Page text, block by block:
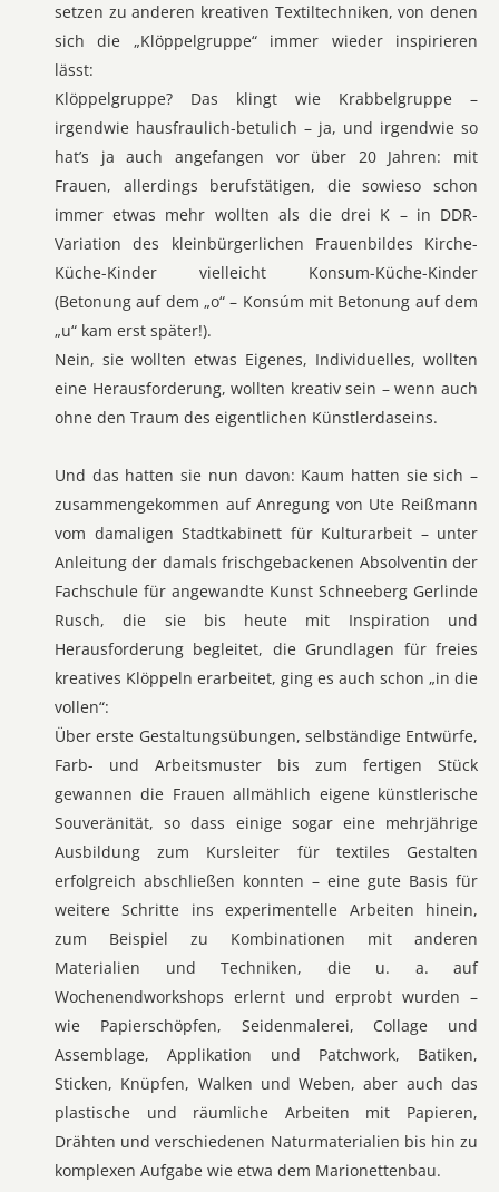
setzen zu anderen kreativen Textiltechniken, von denen
sich die „Klöppelgruppe“ immer wieder inspirieren
lässt:
Klöppelgruppe? Das klingt wie Krabbelgruppe –
irgendwie hausfraulich-betulich – ja, und irgendwie so
hat’s ja auch angefangen vor über 20 Jahren: mit
Frauen, allerdings berufstätigen, die sowieso schon
immer etwas mehr wollten als die drei K – in DDR-
Variation des kleinbürgerlichen Frauenbildes Kirche-
Küche-Kinder vielleicht Konsum-Küche-Kinder
(Betonung auf dem „o“ – Konsúm mit Betonung auf dem
„u“ kam erst später!).
Nein, sie wollten etwas Eigenes, Individuelles, wollten
eine Herausforderung, wollten kreativ sein – wenn auch
ohne den Traum des eigentlichen Künstlerdaseins.
Und das hatten sie nun davon: Kaum hatten sie sich –
zusammengekommen auf Anregung von Ute Reißmann
vom damaligen Stadtkabinett für Kulturarbeit – unter
Anleitung der damals frischgebackenen Absolventin der
Fachschule für angewandte Kunst Schneeberg Gerlinde
Rusch, die sie bis heute mit Inspiration und
Herausforderung begleitet, die Grundlagen für freies
kreatives Klöppeln erarbeitet, ging es auch schon „in die
vollen“:
Über erste Gestaltungsübungen, selbständige Entwürfe,
Farb- und Arbeitsmuster bis zum fertigen Stück
gewannen die Frauen allmählich eigene künstlerische
Souveränität, so dass einige sogar eine mehrjährige
Ausbildung zum Kursleiter für textiles Gestalten
erfolgreich abschließen konnten – eine gute Basis für
weitere Schritte ins experimentelle Arbeiten hinein,
zum Beispiel zu Kombinationen mit anderen
Materialien und Techniken, die u. a. auf
Wochenendworkshops erlernt und erprobt wurden –
wie Papierschöpfen, Seidenmalerei, Collage und
Assemblage, Applikation und Patchwork, Batiken,
Sticken, Knüpfen, Walken und Weben, aber auch das
plastische und räumliche Arbeiten mit Papieren,
Drähten und verschiedenen Naturmaterialien bis hin zu
komplexen Aufgabe wie etwa dem Marionettenbau.